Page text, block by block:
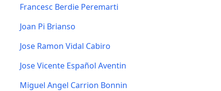
Francesc Berdie Peremarti
Joan Pi Brianso
Jose Ramon Vidal Cabiro
Jose Vicente Español Aventin
Miguel Angel Carrion Bonnin